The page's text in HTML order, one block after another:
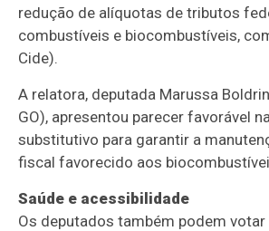
redução de alíquotas de tributos
combustíveis e biocombustíveis,
Cide).
A relatora, deputada Marussa
GO), apresentou parecer favorável
substitutivo para garantir a
fiscal favorecido aos
Saúde e acessibilidade
Os deputados também podem